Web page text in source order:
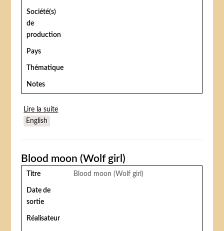
Société(s)
de
production
Pays
Thématique
Notes
Lire la suite
English
Blood moon (Wolf girl)
Titre Blood moon (Wolf girl)
Date de
sortie
Réalisateur